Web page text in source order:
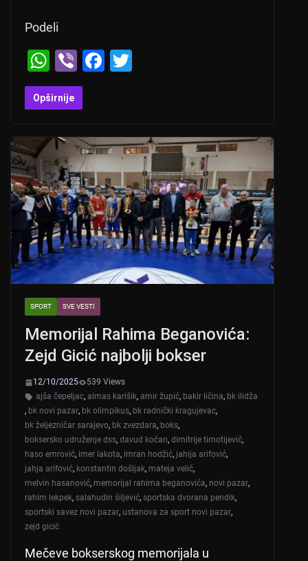
Podeli
W
h
at
A
p
p
Vi
b
er
F
b
o
o
k
Opširnije
SPORT SVE VESTI
Memorijal Rahima Beganovića:
Zejd Gicić najbolji bokser
12/10/2025
539 Views
ajša čepeljac, almas karišik, amir župić, bakir ličina, bk ilidža
, bk novi pazar, bk olimpikus, bk radnički kragujevac,
bk željezničar sarajevo, bk zvezdara, boks,
boksersko udruženje dss, davud kočan, dimitrije timotijević,
haso emrović, imer lakota, imran hodžić, jahija arifović,
jahja arifović, konstantin došljak, mateja velić,
melvin hasanović, memorijal rahima beganovića, novi pazar,
rahim lekpek, salahudin šiljević, sportska dvorana pendik,
sportski savez novi pazar, ustanova za sport novi pazar,
zejd gicić
Mečeve bokserskog memorijala u